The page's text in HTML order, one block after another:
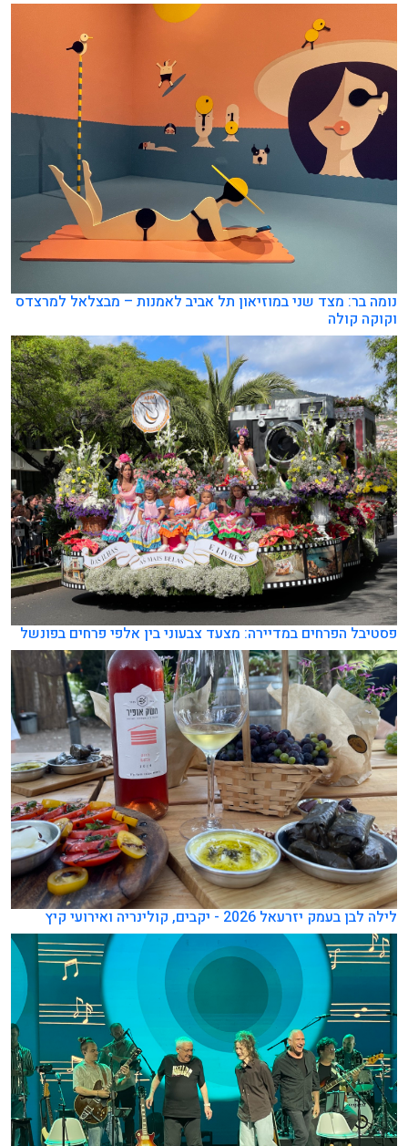
נומה בר: מצד שני במוזיאון תל אביב לאמנות – מבצלאל למרצדס
וקוקה קולה
פסטיבל הפרחים במדיירה: מצעד צבעוני בין אלפי פרחים בפונשל
לילה לבן בעמק יזרעאל 2026 - יקבים, קולינריה ואירועי קיץ